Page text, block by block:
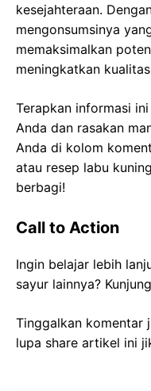
kesejahteraan.
mengonsumsinya
memaksimalkan
meningkatkan
Terapkan informasi
Anda dan rasakan
Anda di kolom
atau resep labu
berbagi!
Call to Action
Ingin belajar lebih
sayur lainnya?
Tinggalkan komentar
lupa share artikel ini